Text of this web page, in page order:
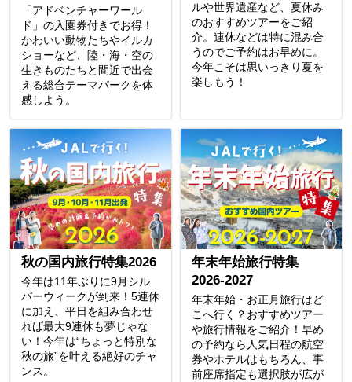
「アドベンチャーワール
ド」の入園券付きでお得！
かわいい動物たちやイルカ
ショーなど、陸・海・空の
生きものたちと間近で出会
える総合テーマパークを体
感しよう。
ルや世界遺産など、夏休み
のおすすめツアーをご紹
介。連休などは特に混み合
うのでご予約はお早めに。
今年こそは思いっきり夏を
楽しもう！
秋の国内旅行特集2026
今年は11年ぶりに9月シル
バーウィークが到来！5連休
に加え、平日を組み合わせ
れば最大9連休も夢じゃな
い！今年は“ちょっと特別な
秋の旅”を叶える絶好のチャ
ンス。
年末年始旅行特集
2026-2027
年末年始・お正月旅行はど
こへ行く？おすすめツアー
や旅行情報をご紹介！早め
の予約なら人気日程の航空
券やホテルはもちろん、事
前座席指定も選択肢が広が